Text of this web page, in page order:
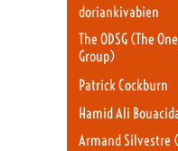
doriankivabien
The ODSG (The
Group)
Patrick Cockburn
Hamid Ali
Armand Silvestre